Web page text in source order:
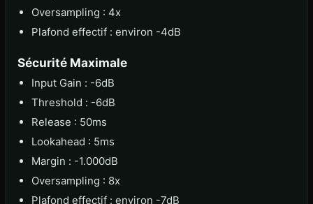
Oversampling : 4x
Plafond effectif : environ -4dB
Sécurité Maximale
Input Gain : -6dB
Threshold : -6dB
Release : 50ms
Lookahead : 5ms
Margin : -1.000dB
Oversampling : 8x
Plafond effectif : environ -7dB